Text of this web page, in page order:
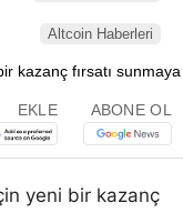
Altcoin Haberleri
EKLE ABONE OL
yeni bir kazanç